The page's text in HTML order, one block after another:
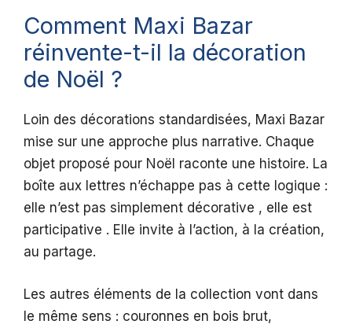
Comment Maxi Bazar
réinvente-t-il la décoration
de Noël ?
Loin des décorations standardisées, Maxi Bazar
mise sur une approche plus narrative. Chaque
objet proposé pour Noël raconte une histoire. La
boîte aux lettres n’échappe pas à cette logique :
elle n’est pas simplement décorative , elle est
participative . Elle invite à l’action, à la création,
au partage.
Les autres éléments de la collection vont dans
le même sens : couronnes en bois brut,